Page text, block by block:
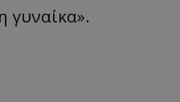
γυναίκα».